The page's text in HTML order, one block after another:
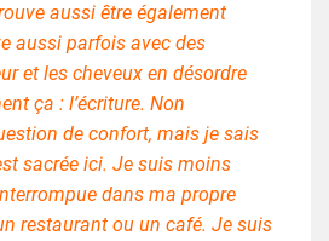
aussi être également
aussi parfois avec des
et les cheveux en désordre
ça : l’écriture. Non
de confort, mais je sais
sacrée ici. Je suis moins
dans ma propre
restaurant ou un café. Je suis